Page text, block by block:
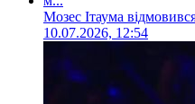
Мозес Ітаума
10.07.2026, 12:54